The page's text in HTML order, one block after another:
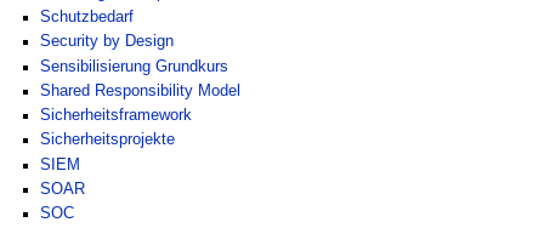
Schutzbedarf
Security by Design
Sensibilisierung Grundkurs
Shared Responsibility Model
Sicherheitsframework
Sicherheitsprojekte
SIEM
SOAR
SOC